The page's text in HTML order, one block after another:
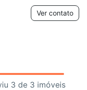
Ver contato
3 de 3 imóveis